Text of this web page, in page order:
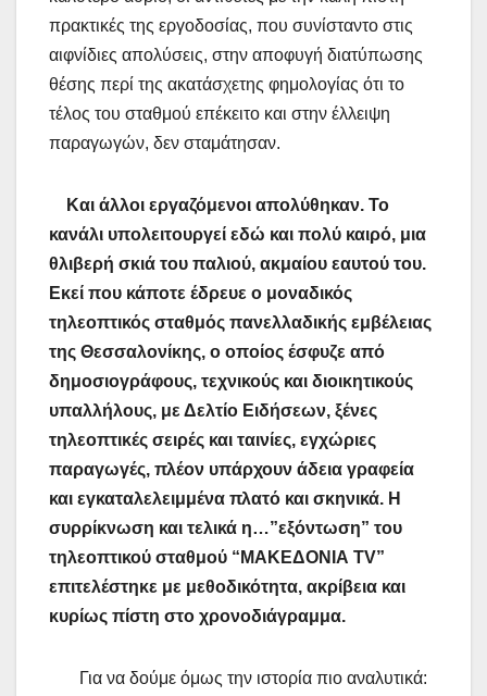
πρακτικές της εργοδοσίας, που συνίσταντο στις
αιφνίδιες απολύσεις, στην αποφυγή διατύπωσης
θέσης περί της ακατάσχετης φημολογίας ότι το
τέλος του σταθμού επέκειτο και στην έλλειψη
παραγωγών, δεν σταμάτησαν.
Και άλλοι εργαζόμενοι απολύθηκαν. Το
κανάλι υπολειτουργεί εδώ και πολύ καιρό, μια
θλιβερή σκιά του παλιού, ακμαίου εαυτού του.
Εκεί που κάποτε έδρευε ο μοναδικός
τηλεοπτικός σταθμός πανελλαδικής εμβέλειας
της Θεσσαλονίκης, ο οποίος έσφυζε από
δημοσιογράφους, τεχνικούς και διοικητικούς
υπαλλήλους, με Δελτίο Ειδήσεων, ξένες
τηλεοπτικές σειρές και ταινίες, εγχώριες
παραγωγές, πλέον υπάρχουν άδεια γραφεία
και εγκαταλελειμμένα πλατό και σκηνικά. Η
συρρίκνωση και τελικά η…”εξόντωση” του
τηλεοπτικού σταθμού “ΜΑΚΕΔΟΝΙΑ TV”
επιτελέστηκε με μεθοδικότητα, ακρίβεια και
κυρίως πίστη στο χρονοδιάγραμμα.
Για να δούμε όμως την ιστορία πιο αναλυτικά: